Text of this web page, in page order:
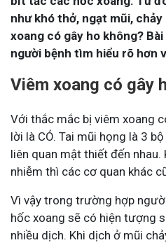
như khó thở, ngạt mũi,
xoang có gây ho không?
người bệnh tìm hiểu rõ hơn
Viêm xoang có gây
Với thắc mắc bị viêm xoang
lời là CÓ. Tai mũi họng là 3
liên quan mật thiết đến nhau.
nhiễm thì các cơ quan khác
Vì vậy trong trường hợp
hốc xoang sẽ có hiện tượng
nhiều dịch. Khi dịch ở mũi